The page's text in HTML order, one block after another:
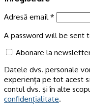
Adresă email*
A password will be sent
Abonare la
Datele dvs. personale
experiența pe tot acest
contul dvs. și în alte
confidențialitate.